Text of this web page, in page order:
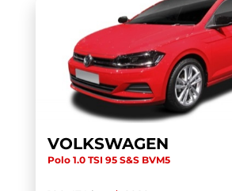
Q4 E-TRON SPORTBACK (1)
(9)
Q5 SPORTBACK (11)
Q6 E-TRON (1)
(6)
Q8 E-TRON (1)
QASHQAI (1)
VOLKSWAGEN
Polo 1.0 TSI 95 S&S BVM5